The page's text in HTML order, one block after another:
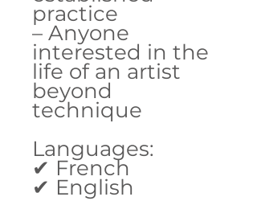
practice
– Anyone
interested in the
life of an artist
beyond
technique
Languages:
✔ French
✔ English